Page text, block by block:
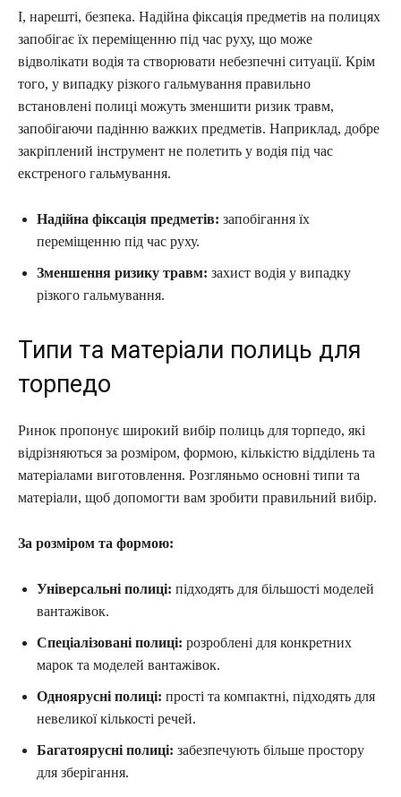
І, нарешті, безпека. Надійна фіксація предметів на полицях
запобігає їх переміщенню під час руху, що може
відволікати водія та створювати небезпечні ситуації. Крім
того, у випадку різкого гальмування правильно
встановлені полиці можуть зменшити ризик травм,
запобігаючи падінню важких предметів. Наприклад, добре
закріплений інструмент не полетить у водія під час
екстреного гальмування.
Надійна фіксація предметів: запобігання їх
переміщенню під час руху.
Зменшення ризику травм: захист водія у випадку
різкого гальмування.
Типи та матеріали полиць для
торпедо
Ринок пропонує широкий вибір полиць для торпедо, які
відрізняються за розміром, формою, кількістю відділень та
матеріалами виготовлення. Розгляньмо основні типи та
матеріали, щоб допомогти вам зробити правильний вибір.
За розміром та формою:
Універсальні полиці: підходять для більшості моделей
вантажівок.
Спеціалізовані полиці: розроблені для конкретних
марок та моделей вантажівок.
Одноярусні полиці: прості та компактні, підходять для
невеликої кількості речей.
Багатоярусні полиці: забезпечують більше простору
для зберігання.